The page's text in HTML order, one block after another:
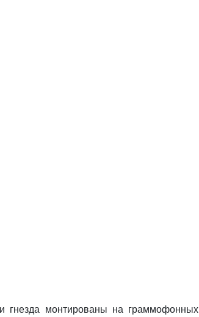
гнезда монтированы на граммофонных